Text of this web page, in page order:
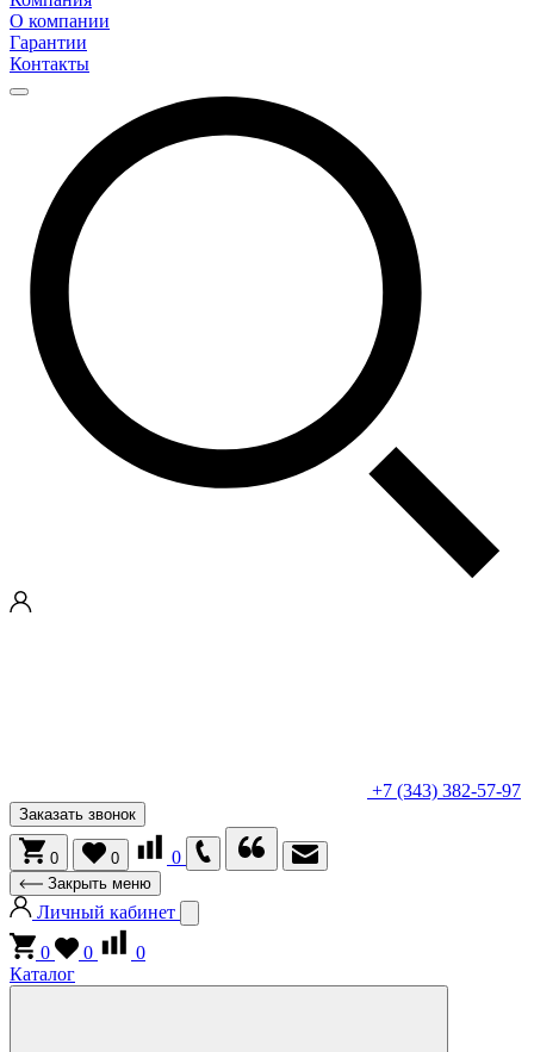
О компании
Гарантии
Контакты
+7 (343) 382-57-97
Заказать звонок
0 0 0
Закрыть меню
Личный кабинет
0
0
0
Каталог